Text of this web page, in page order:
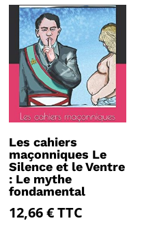
Les cahiers
maçonniques Le
Silence et le Ventre
: Le mythe
fondamental
12,66€TTC